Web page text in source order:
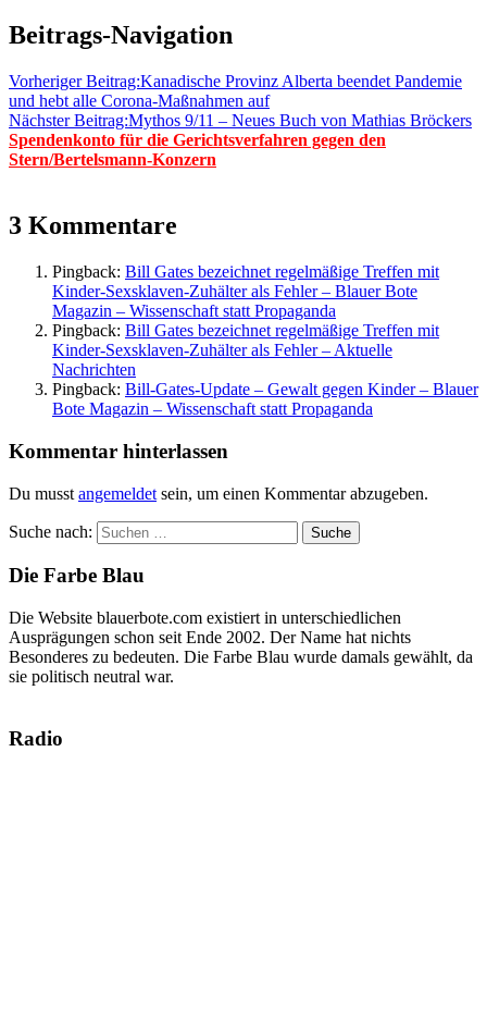
Beitrags-Navigation
Vorheriger Beitrag:Kanadische Provinz Alberta beendet Pandemie
und hebt alle Corona-Maßnahmen auf
Nächster Beitrag:Mythos 9/11 – Neues Buch von Mathias Bröckers
Spendenkonto für die Gerichtsverfahren gegen den
Stern/Bertelsmann-Konzern
3 Kommentare
Pingback: Bill Gates bezeichnet regelmäßige Treffen mit
Kinder-Sexsklaven-Zuhälter als Fehler – Blauer Bote
Magazin – Wissenschaft statt Propaganda
Pingback: Bill Gates bezeichnet regelmäßige Treffen mit
Kinder-Sexsklaven-Zuhälter als Fehler – Aktuelle
Nachrichten
Pingback: Bill-Gates-Update – Gewalt gegen Kinder – Blauer
Bote Magazin – Wissenschaft statt Propaganda
Kommentar hinterlassen
Du musst angemeldet sein, um einen Kommentar abzugeben.
Suche nach: Suche
Die Farbe Blau
Die Website blauerbote.com existiert in unterschiedlichen
Ausprägungen schon seit Ende 2002. Der Name hat nichts
Besonderes zu bedeuten. Die Farbe Blau wurde damals gewählt, da
sie politisch neutral war.
Radio